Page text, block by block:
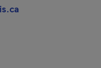
fenêtre.